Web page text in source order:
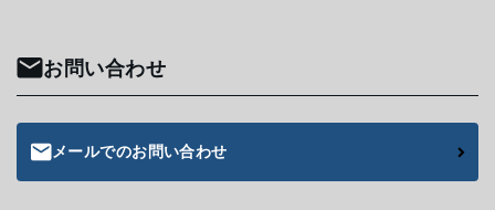
お問い合わせ
メールでのお問い合わせ